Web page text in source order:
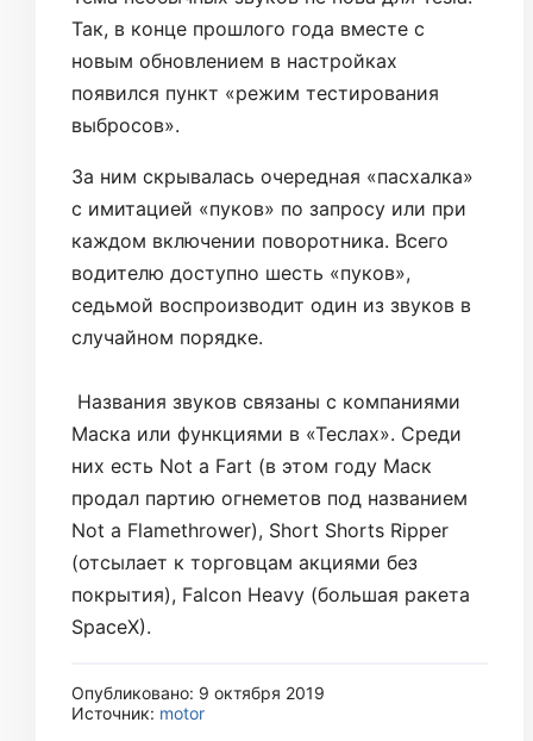
Так, в конце прошлого года вместе с
новым обновлением в настройках
появился пункт «режим тестирования
выбросов».
За ним скрывалась очередная «пасхалка»
с имитацией «пуков» по запросу или при
каждом включении поворотника. Всего
водителю доступно шесть «пуков»,
седьмой воспроизводит один из звуков в
случайном порядке.
Названия звуков связаны с компаниями
Маска или функциями в «Теслах». Среди
них есть Not a Fart (в этом году Маск
продал партию огнеметов под названием
Not a Flamethrower), Short Shorts Ripper
(отсылает к торговцам акциями без
покрытия), Falcon Heavy (большая ракета
SpaceX).
Опубликовано: 9 октября 2019
Источник: motor